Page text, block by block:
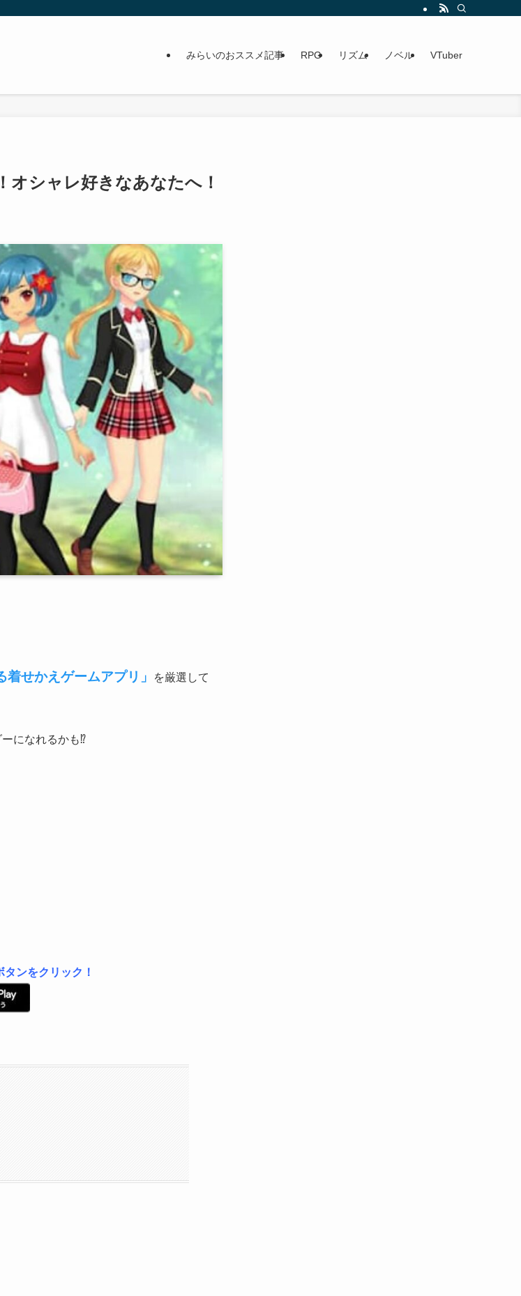
みらいのおススメ記事 RPG リズム ノベル VTuber
オシャレ好きなあなたへ！
着せかえゲームアプリ」
を厳選して
になれるかも⁉
ンをクリック！